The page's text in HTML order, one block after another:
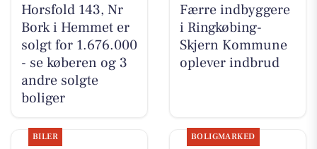
Horsfold 143, Nr
Bork i Hemmet er
solgt for 1.676.000
- se køberen og 3
andre solgte
boliger
Færre indbyggere
i Ringkøbing-
Skjern Kommune
oplever indbrud
BILER BOLIGMARKED